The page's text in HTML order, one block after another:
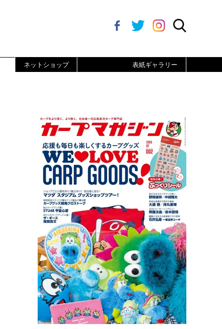
ネットショップ 表紙ギャラリー